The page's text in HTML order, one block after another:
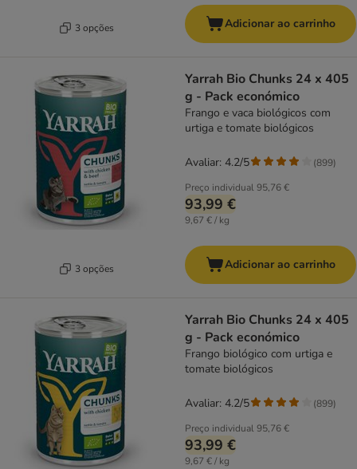
3 opções Adicionar ao carrinho
3 opções
Yarrah Bio Chunks 24 x 405
g - Pack económico
Frango e vaca biológicos com
urtiga e tomate biológicos
Preço individual95,76 €
93,99 €
9,67 € / kg
Avaliar: 4.2/5 (899)
Adicionar ao carrinho
Yarrah Bio Chunks 24 x 405
g - Pack económico
Frango biológico com urtiga e
tomate biológicos
Preço individual95,76 €
93,99 €
9,67 € / kg
Avaliar: 4.2/5 (899)